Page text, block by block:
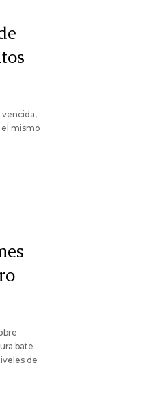
vencida,
el mismo
bate
de